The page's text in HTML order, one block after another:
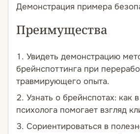
Демонстрация примера
Преимущества
Увидеть демонстрацию
брейнспоттинга при
травмирующего опыта.
Узнать о брейнспотах: как
психолога помогает взгляд
Сориентироваться в